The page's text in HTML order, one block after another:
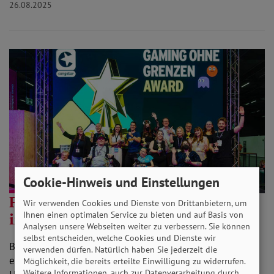
26.08.2025
Freizeit ohne Barrieren: Inklusion
im Gaming
Bei der Computer- und Videospielmesse Gamescom gab
es Auszeichnungen für barrierefreie Spiele und
Cookie-Hinweis und Einstellungen
Wir verwenden Cookies und Dienste von Drittanbietern, um
Ihnen einen optimalen Service zu bieten und auf Basis von
Analysen unsere Webseiten weiter zu verbessern. Sie können
selbst entscheiden, welche Cookies und Dienste wir
verwenden dürfen. Natürlich haben Sie jederzeit die
Möglichkeit, die bereits erteilte Einwilligung zu widerrufen.